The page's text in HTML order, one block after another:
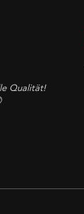
Qualität!